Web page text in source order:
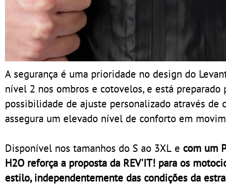
A segurança é uma prioridade no design do
nível 2 nos ombros e cotovelos, e está
possibilidade de ajuste personalizado através de
assegura um elevado nível de conforto em
Disponível nos tamanhos do S ao 3XL e com um
H2O reforça a proposta da REV'IT! para os
estilo, independentemente das condições da